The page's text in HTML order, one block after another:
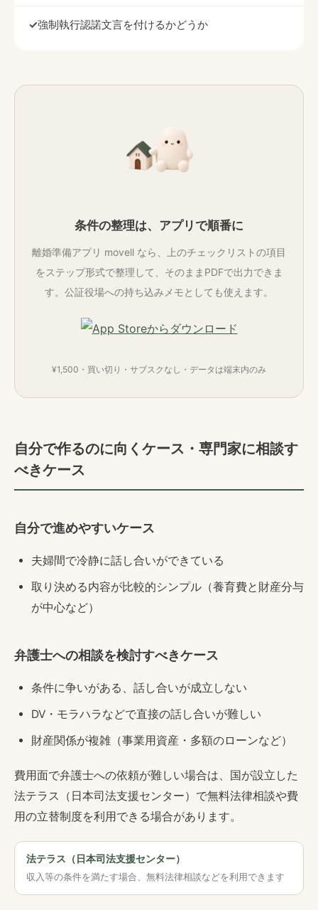
強制執行認諾文言を付けるかどうか
条件の整理は、アプリで順番に
離婚準備アプリ movell なら、上のチェックリストの項目
をステップ形式で整理して、そのままPDFで出力できま
す。公証役場への持ち込みメモとしても使えます。
¥1,500・買い切り・サブスクなし・データは端末内のみ
自分で作るのに向くケース・専門家に相談す
べきケース
自分で進めやすいケース
夫婦間で冷静に話し合いができている
取り決める内容が比較的シンプル（養育費と財産分与
が中心など）
弁護士への相談を検討すべきケース
条件に争いがある、話し合いが成立しない
DV・モラハラなどで直接の話し合いが難しい
財産関係が複雑（事業用資産・多額のローンなど）
費用面で弁護士への依頼が難しい場合は、国が設立した
法テラス（日本司法支援センター）で無料法律相談や費
用の立替制度を利用できる場合があります。
法テラス（日本司法支援センター）
収入等の条件を満たす場合、無料法律相談などを利用できます